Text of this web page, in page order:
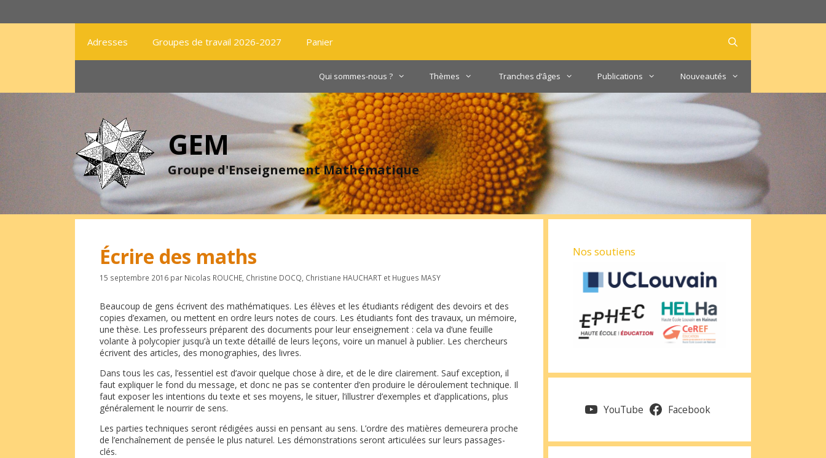
Adresses Groupes de travail 2026-2027 Panier
Qui sommes-nous ? Thèmes Tranches d’âges Publications Nouveautés
GEM
Groupe d'Enseignement Mathématique
Écrire des maths
15 septembre 2016 par Nicolas ROUCHE Christine DOCQ Christiane HAUCHART et Hugues MASY
Beaucoup de gens écrivent des mathématiques. Les élèves et les étudiants rédigent des devoirs et des
copies d’examen, ou mettent en ordre leurs notes de cours. Les étudiants font des travaux, un mémoire,
une thèse. Les professeurs préparent des documents pour leur enseignement : cela va d’une feuille
volante à polycopier jusqu’à un texte détaillé de leurs leçons, voire un manuel à publier. Les chercheurs
écrivent des articles, des monographies, des livres.
Dans tous les cas, l’essentiel est d’avoir quelque chose à dire, et de le dire clairement. Sauf exception, il
faut expliquer le fond du message, et donc ne pas se contenter d’en produire le déroulement technique. Il
faut exposer les intentions du texte et ses moyens, le situer, l’illustrer d’exemples et d’applications, plus
généralement le nourrir de sens.
Les parties techniques seront rédigées aussi en pensant au sens. L’ordre des matières demeurera proche
de l’enchaînement de pensée le plus naturel. Les démonstrations seront articulées sur leurs passages-
clés.
Nos soutiens
YouTube Facebook